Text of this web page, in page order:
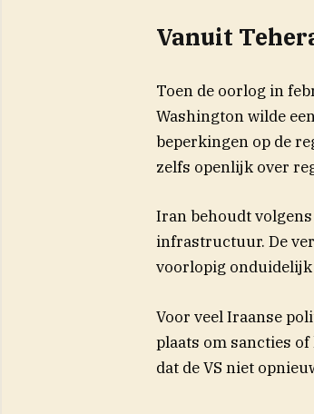
Vanuit
Toen de oorlog in
Washington wilde
beperkingen op de
zelfs openlijk over
Iran behoudt
infrastructuur. De
voorlopig
Voor veel Iraanse
plaats om sancties
dat de VS niet